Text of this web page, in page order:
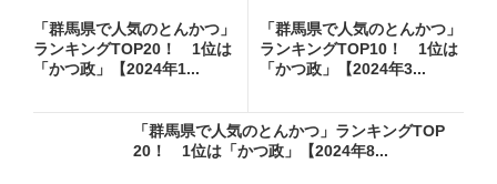
「群馬県で人気のとんかつ」
ランキングTOP20！ 1位は
「かつ政」【2024年1...
「群馬県で人気のとんかつ」
ランキングTOP10！ 1位は
「かつ政」【2024年3...
「群馬県で人気のとんかつ」ランキングTOP
20！ 1位は「かつ政」【2024年8...